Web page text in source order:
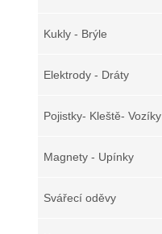
Kukly - Brýle
Elektrody - Dráty
Pojistky- Kleště- Vozíky
Magnety - Upínky
Svářecí oděvy